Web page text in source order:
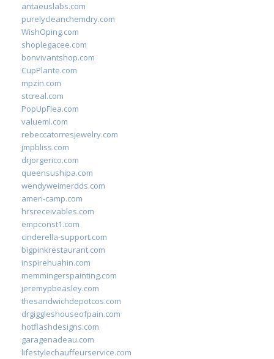
antaeuslabs.com
purelycleanchemdry.com
WishOping.com
shoplegacee.com
bonvivantshop.com
CupPlante.com
mpzin.com
stcreal.com
PopUpFlea.com
valueml.com
rebeccatorresjewelry.com
jmpbliss.com
drjorgerico.com
queensushipa.com
wendyweimerdds.com
ameri-camp.com
hrsreceivables.com
empconst1.com
cinderella-support.com
bigpinkrestaurant.com
inspirehuahin.com
memmingerspainting.com
jeremypbeasley.com
thesandwichdepotcos.com
drgiggleshouseofpain.com
hotflashdesigns.com
garagenadeau.com
lifestylechauffeurservice.com